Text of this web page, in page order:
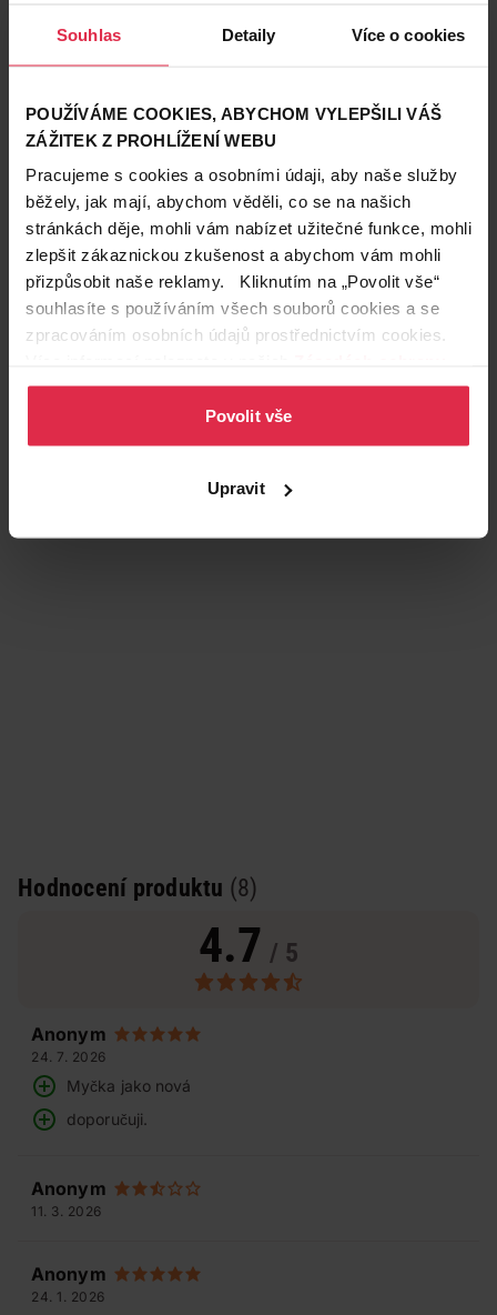
Souhlas Detaily Více o cookies
POUŽÍVÁME COOKIES, ABYCHOM VYLEPŠILI VÁŠ
ZÁŽITEK Z PROHLÍŽENÍ WEBU
Pracujeme s cookies a osobními údaji, aby naše služby
běžely, jak mají, abychom věděli, co se na našich
stránkách děje, mohli vám nabízet užitečné funkce, mohli
zlepšit zákaznickou zkušenost a abychom vám mohli
přizpůsobit naše reklamy. Kliknutím na „Povolit vše“
souhlasíte s používáním všech souborů cookies a se
zpracováním osobních údajů prostřednictvím cookies.
osobních údajů.
Povolit vše
Upravit
Zákazníci také často nakupují
Hodnocení produktu (8)
4.7 / 5
Anonym
24. 7. 2026
Myčka jako nová
doporučuji.
Anonym
11. 3. 2026
Anonym
24. 1. 2026